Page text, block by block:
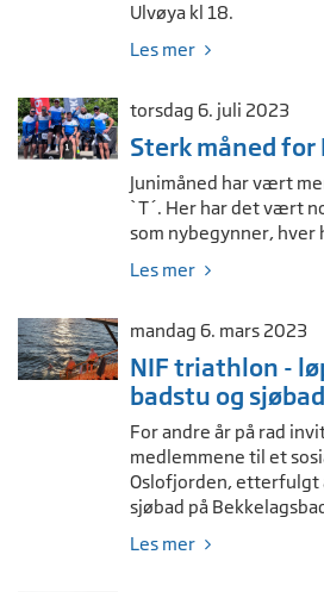
Ulvøya kl 18.
Les mer
torsdag 6. juli 2023
Sterk måned for
Junimåned har vært
`T´. Her har det vært
som nybegynner, hver
Les mer
mandag 6. mars 2023
NIF triathlon -
badstu og sjøbad
For andre år på rad
medlemmene til et
Oslofjorden, etterfulgt
sjøbad på
Les mer